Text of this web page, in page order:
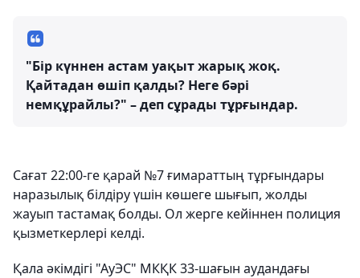
"Бір күннен астам уақыт жарық жоқ.
Қайтадан өшіп қалды? Неге бәрі
немқұрайлы?" – деп сұрады тұрғындар.
Сағат 22:00-ге қарай №7 ғимараттың тұрғындары
наразылық білдіру үшін көшеге шығып, жолды
жауып тастамақ болды. Ол жерге кейіннен полиция
қызметкерлері келді.
Қала әкімдігі "АуЭС" МКҚК 33-шағын аудандағы